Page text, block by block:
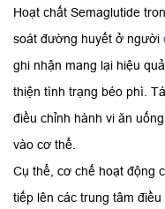
Hoạt chất Semaglutide
soát đường huyết ở người
ghi nhận mang lại hiệu
thiện tình trạng béo phì.
điều chỉnh hành vi ăn
vào cơ thể.
Cụ thể, cơ chế hoạt động
tiếp lên các trung tâm